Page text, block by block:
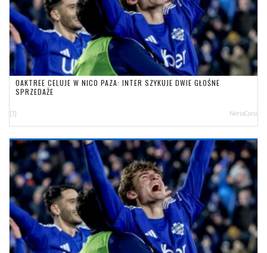
OAKTREE CELUJE W NICO PAZA: INTER SZYKUJE DWIE GŁOŚNE
SPRZEDAŻE
[1] NerioCorsi